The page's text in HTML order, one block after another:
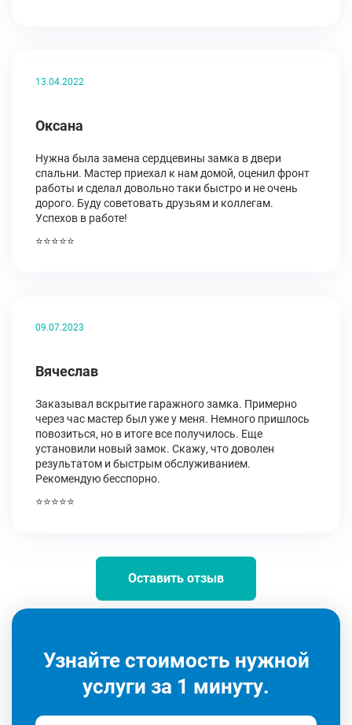
13.04.2022
Оксана
Нужна была замена сердцевины замка в двери
спальни. Мастер приехал к нам домой, оценил фронт
работы и сделал довольно таки быстро и не очень
дорого. Буду советовать друзьям и коллегам.
Успехов в работе!
⭐⭐⭐⭐⭐
09.07.2023
Вячеслав
Заказывал вскрытие гаражного замка. Примерно
через час мастер был уже у меня. Немного пришлось
повозиться, но в итоге все получилось. Еще
установили новый замок. Скажу, что доволен
результатом и быстрым обслуживанием.
Рекомендую бесспорно.
⭐⭐⭐⭐⭐
Оставить отзыв
Узнайте стоимость нужной
услуги за 1 минуту.